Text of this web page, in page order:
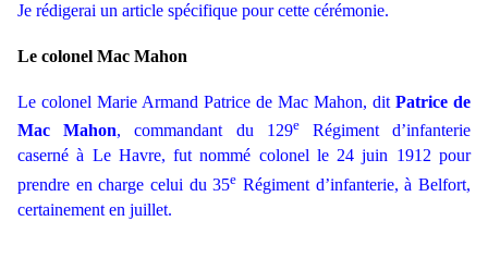
Je rédigerai un article spécifique pour cette cérémonie.
Le colonel Mac Mahon
Le colonel Marie Armand Patrice de Mac Mahon, dit Patrice de
Mac Mahon, commandant du 129eRégiment d’infanterie
caserné à Le Havre, fut nommé colonel le 24 juin 1912 pour
prendre en charge celui du 35e Régiment d’infanterie, à Belfort,
certainement en juillet.